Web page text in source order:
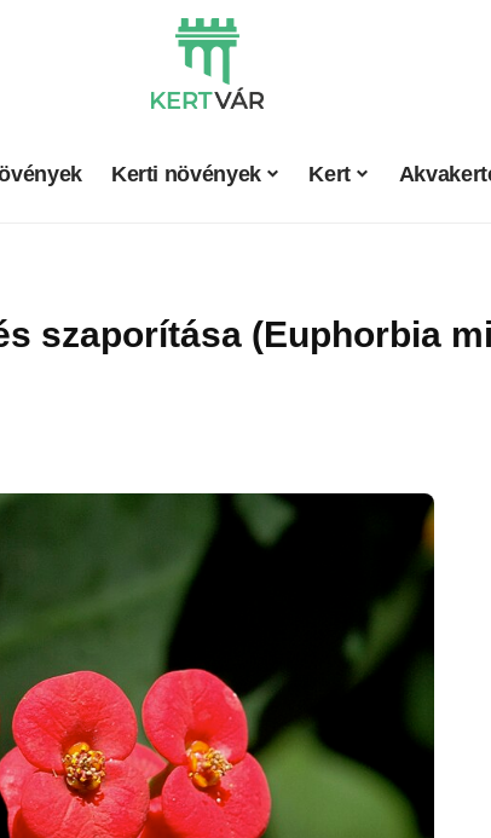
Kerti növények Kert
szaporítása (Euphorbia